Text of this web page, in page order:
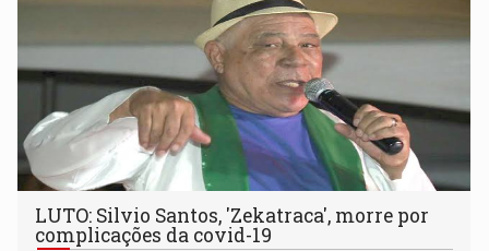
LUTO: Silvio Santos, 'Zekatraca', morre por
complicações da covid-19